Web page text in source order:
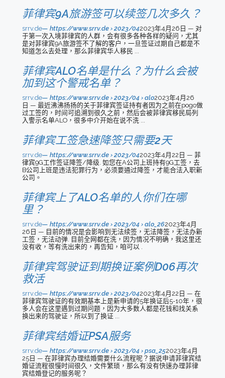
菲律宾9A旅游签可以续签几次多久？
srrv.de https://www.srrv.de › 2023/042023年4月26日 — 对
于第一次入境菲律宾的人群，会有很多各种各样的疑问，尤其
是对菲律宾9A旅游签不了解的客户，一旦签证过期自己都是不
知道怎么去处理，那么菲律宾华人移民 ...
菲律宾ALO名单是什么？为什么会被
加到这个警戒名单？
srrv.de https://www.srrv.de › 2023/04 › alo2023年4月26
日 — 最近沸沸扬扬的关于菲律宾签证持有者因为之前在pogo做
过工签的，时间可追溯到很久之前，然后会被菲律宾移民局列
入警示名单ALO，很多中介开始在说不洗 ...
菲律宾工签急速降签只需要2天
srrv.de https://www.srrv.de › 2023/042023年4月22日 — 菲
律宾9G工作签证降签/降级. 如您在A公司上班持有9G工签，去
B公司上班是违法犯罪行为，必须要通过降签，才能合法入职新
公司。
菲律宾上了ALO名单的人你们在哪
里？
srrv.de https://www.srrv.de › 2023/04 › alo_262023年4月
26日 — 目前的情况是会影响到无法续签，无法降签，无法办新
工签，无法动弹. 目前全网都在洗，因为情况不明确，我这里还
没有收，等有洗出来的，再告知，咱可以 .
菲律宾驾驶证到期换证案例D06再次
救活
srrv.de https://www.srrv.de › 2023/042023年4月22日 — 在
菲律宾驾驶证的有效期基本上是新申请的5年换证后5-10年，很
多人会在这里遇到过期问题，因为大多数人都是花钱和找关系
换出来的驾驶证，所以到了换证 ...
菲律宾结婚证PSA服务
srrv.de https://www.srrv.de › 2023/04 › psa_252023年4月
25日 — 在菲律宾办理结婚需要什么流程呢？据说申请菲律宾结
婚证流程很慢时间很久，文件繁琐，那么有没有快速办理菲律
宾结婚登记的服务呢？